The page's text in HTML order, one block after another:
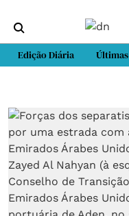
Edição Diária Últimas